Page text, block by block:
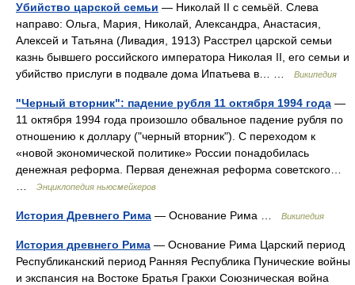
Убийство царской семьи — Николай II с семьёй. Слева
направо: Ольга, Мария, Николай, Александра, Анастасия,
Алексей и Татьяна (Ливадия, 1913) Расстрел царской семьи
казнь бывшего российского императора Николая II, его семьи и
убийство прислуги в подвале дома Ипатьева в… …
Википедия
"Черный вторник": падение рубля 11 октября 1994 года —
11 октября 1994 года произошло обвальное падение рубля по
отношению к доллару ("черный вторник"). С переходом к
«новой экономической политике» России понадобилась
денежная реформа. Первая денежная реформа советского…
Энциклопедия ньюсмейкеров
История Древнего Рима — Основание Рима … Википедия
История древнего Рима — Основание Рима Царский период
Республиканский период Ранняя Республика Пунические войны
и экспансия на Востоке Братья Гракхи Союзническая война